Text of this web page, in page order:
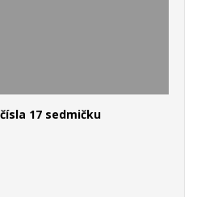
17 sedmičku